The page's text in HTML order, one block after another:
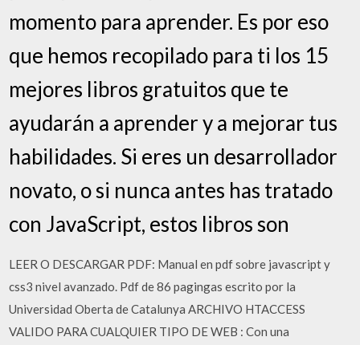
momento para aprender. Es por eso
que hemos recopilado para ti los 15
mejores libros gratuitos que te
ayudarán a aprender y a mejorar tus
habilidades. Si eres un desarrollador
novato, o si nunca antes has tratado
con JavaScript, estos libros son
LEER O DESCARGAR PDF: Manual en pdf sobre javascript y
css3 nivel avanzado. Pdf de 86 pagingas escrito por la
Universidad Oberta de Catalunya ARCHIVO HTACCESS
VALIDO PARA CUALQUIER TIPO DE WEB : Con una